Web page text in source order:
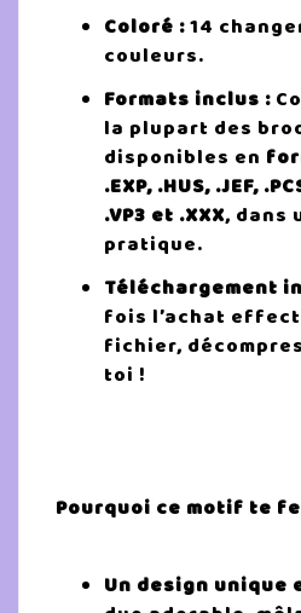
Coloré :14
couleurs.
Formats inclus :
la plupart des
disponibles en
.EXP, .HUS, .JEF,
.VP3 et .XXX, dans
pratique.
Téléchargement
fois l’achat
fichier,
toi !
Pourquoi ce motif te
Un design unique